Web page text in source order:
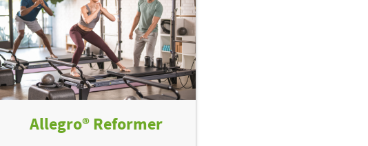
Allegro® Reformer